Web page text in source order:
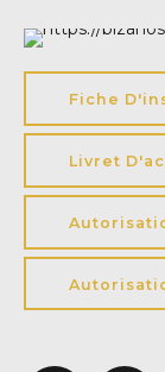
Fiche
Livret